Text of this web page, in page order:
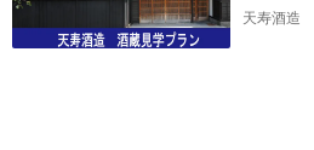
天寿酒造